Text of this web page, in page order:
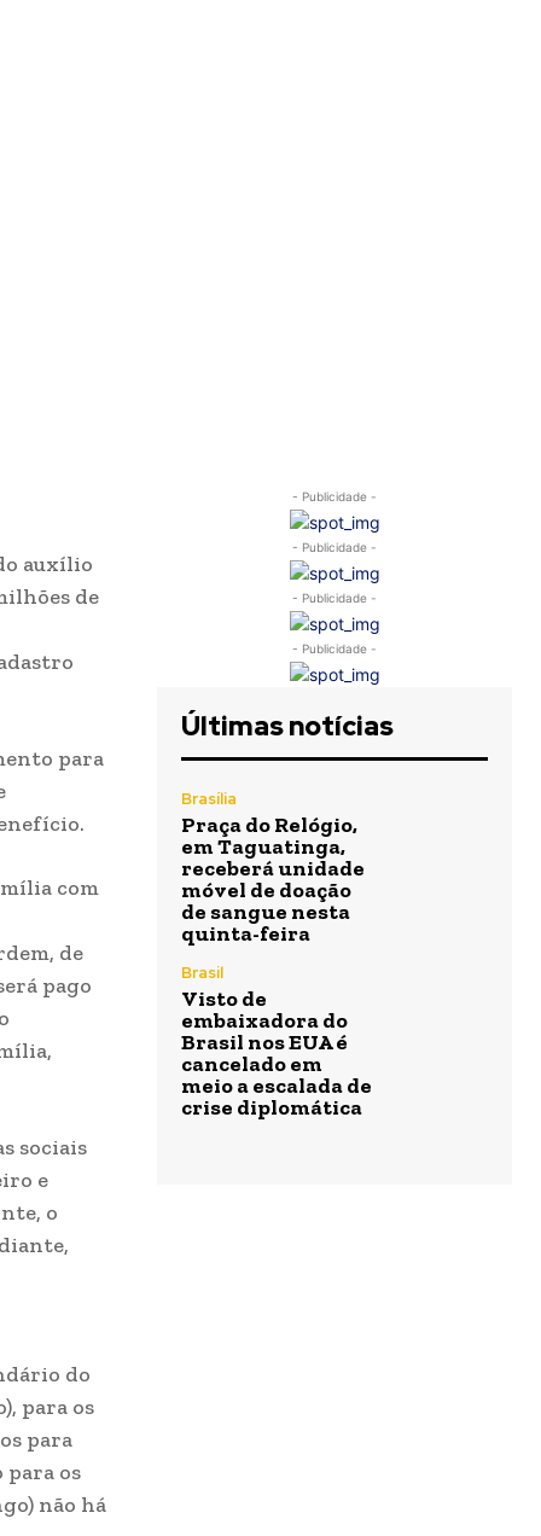
auxílio
de
para
com
de
pago
sociais
e
o
do
para os
para
para os
não há
- Publicidade -
- Publicidade -
- Publicidade -
- Publicidade -
Últimas notícias
Brasília
Praça do Relógio,
em Taguatinga,
receberá unidade
móvel de doação
de sangue nesta
quinta-feira
Brasil
Visto de
embaixadora do
Brasil nos EUA é
cancelado em
meio a escalada de
crise diplomática